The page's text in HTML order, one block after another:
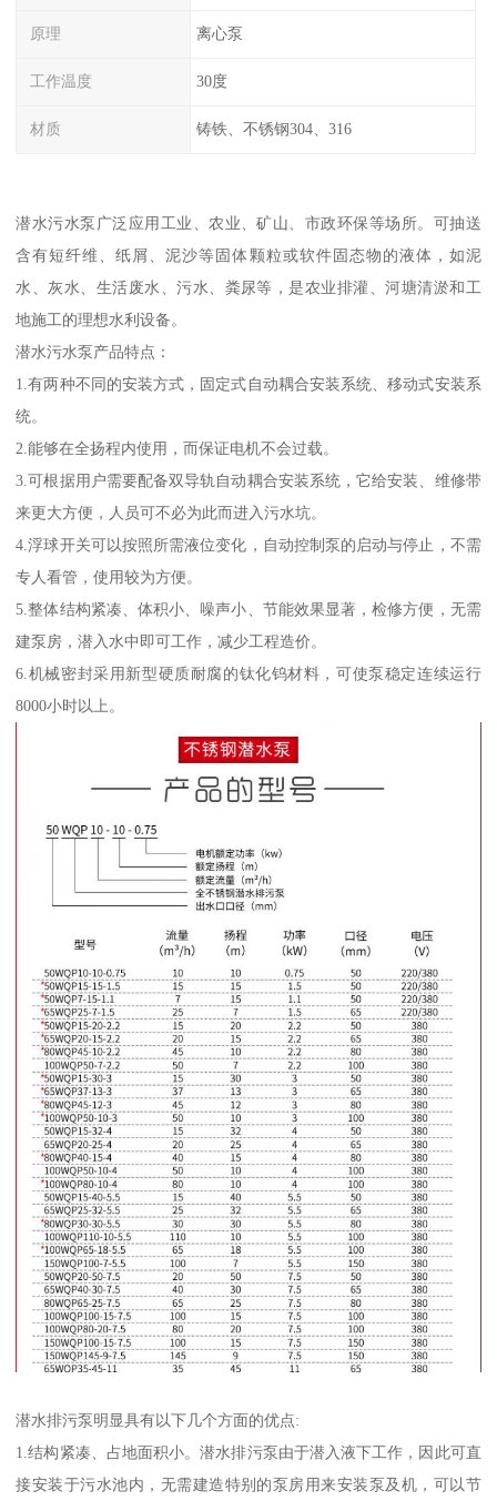
原理 离心泵
工作温度 30度
材质 铸铁、不锈钢304、316
潜水污水泵广泛应用工业、农业、矿山、市政环保等场所。可抽送
含有短纤维、纸屑、泥沙等固体颗粒或软件固态物的液体，如泥
水、灰水、生活废水、污水、粪尿等，是农业排灌、河塘清淤和工
地施工的理想水利设备。
潜水污水泵产品特点：
1.有两种不同的安装方式，固定式自动耦合安装系统、移动式安装系
统。
2.能够在全扬程内使用，而保证电机不会过载。
3.可根据用户需要配备双导轨自动耦合安装系统，它给安装、维修带
来更大方便，人员可不必为此而进入污水坑。
4.浮球开关可以按照所需液位变化，自动控制泵的启动与停止，不需
专人看管，使用较为方便。
5.整体结构紧凑、体积小、噪声小、节能效果显著，检修方便，无需
建泵房，潜入水中即可工作，减少工程造价。
6.机械密封采用新型硬质耐腐的钛化钨材料，可使泵稳定连续运行
8000小时以上。
潜水排污泵明显具有以下几个方面的优点:
1.结构紧凑、占地面积小。潜水排污泵由于潜入液下工作，因此可直
接安装于污水池内，无需建造特别的泵房用来安装泵及机，可以节